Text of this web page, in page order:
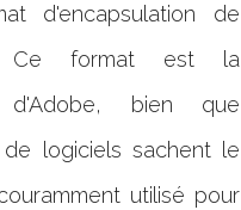
d'encapsulation de
Ce format est la
d'Adobe, bien que
de logiciels sachent le
utilisé pour